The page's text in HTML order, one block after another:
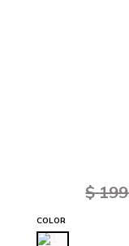
$ 199
COLOR